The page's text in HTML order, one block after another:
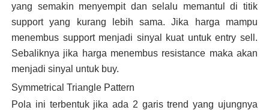
yang semakin menyempit dan selalu memantul di titik
support yang kurang lebih sama. Jika harga mampu
menembus support menjadi sinyal kuat untuk entry sell.
Sebaliknya jika harga menembus resistance maka akan
menjadi sinyal untuk buy.
Symmetrical Triangle Pattern
Pola ini terbentuk jika ada 2 garis trend yang ujungnya